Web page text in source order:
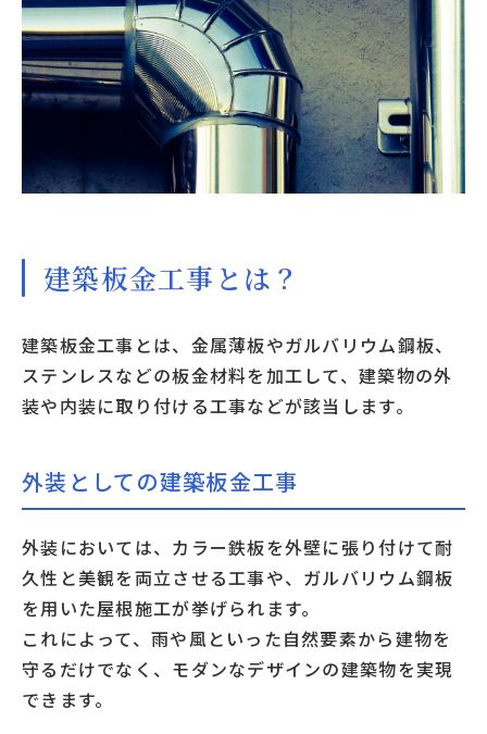
建築板金工事とは？
建築板金工事とは、金属薄板やガルバリウム鋼板、
ステンレスなどの板金材料を加工して、建築物の外
装や内装に取り付ける工事などが該当します。
外装としての建築板金工事
外装においては、カラー鉄板を外壁に張り付けて耐
久性と美観を両立させる工事や、ガルバリウム鋼板
を用いた屋根施工が挙げられます。
これによって、雨や風といった自然要素から建物を
守るだけでなく、モダンなデザインの建築物を実現
できます。